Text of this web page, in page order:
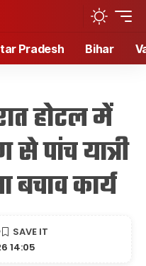
Pradesh Bihar
होटल में
पांच यात्री
कार्य
14:05